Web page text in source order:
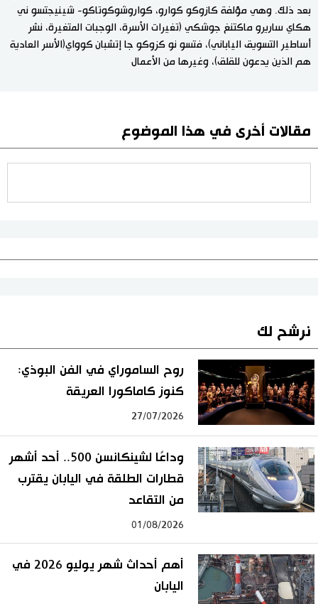
بعد ذلك. وهي مؤلفة كازوكو كوارو، كواروشوكوتاكو- شينيجتسو ني
هكاي ساريرو ماكتنغ جوشكي (تغيرات الأسرة، الوجبات المتغيرة، نشر
أساطير التسويق الياباني)، فتسو نو كزوكو جا إتشبان كوواي(الأسر العادية
هم الذين يدعون للقلق)، وغيرها من الأعمال
مقالات أخرى في هذا الموضوع
نرشح لك
روح الساموراي في الفن البوذي:
كنوز كاماكورا العريقة
27/07/2026
وداعًا لشينكانسن 500.. أحد أشهر
قطارات الطلقة في اليابان يقترب
من التقاعد
01/08/2026
أهم أحداث شهر يوليو 2026 في
اليابان